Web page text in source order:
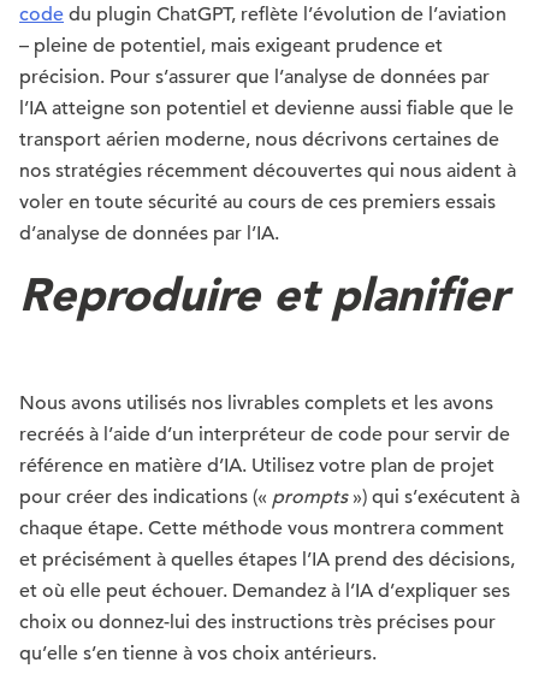
code du plugin ChatGPT, reflète l’évolution de l’aviation
– pleine de potentiel, mais exigeant prudence et
précision. Pour s’assurer que l’analyse de données par
l’IA atteigne son potentiel et devienne aussi fiable que le
transport aérien moderne, nous décrivons certaines de
nos stratégies récemment découvertes qui nous aident à
voler en toute sécurité au cours de ces premiers essais
d’analyse de données par l’IA.
Reproduire et planifier
Nous avons utilisés nos livrables complets et les avons
recréés à l’aide d’un interpréteur de code pour servir de
référence en matière d’IA. Utilisez votre plan de projet
pour créer des indications (« prompts») qui s’exécutent à
chaque étape. Cette méthode vous montrera comment
et précisément à quelles étapes l’IA prend des décisions,
et où elle peut échouer. Demandez à l’IA d’expliquer ses
choix ou donnez-lui des instructions très précises pour
qu’elle s’en tienne à vos choix antérieurs.